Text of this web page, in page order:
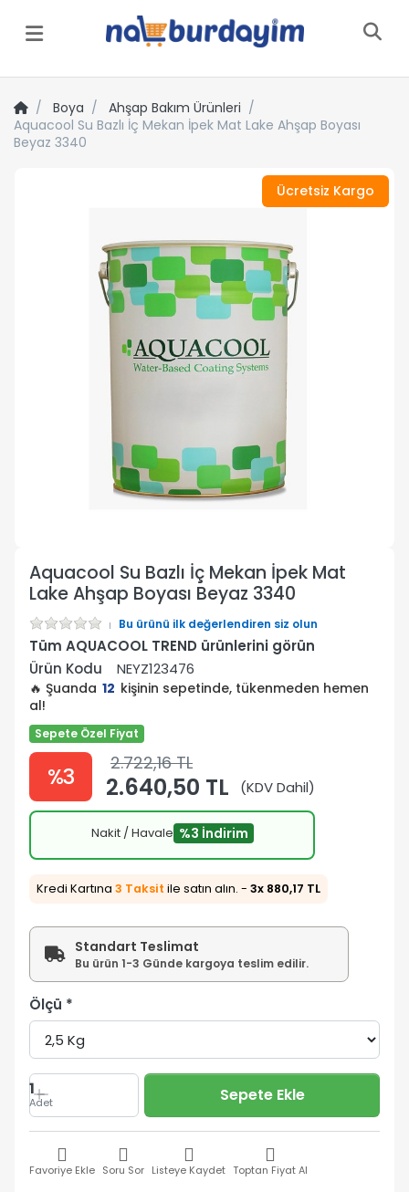
Menü
Boya
Ahşap Bakım Ürünleri
Aquacool Su Bazlı İç Mekan İpek Mat Lake Ahşap Boyası
Beyaz 3340
Ücretsiz Kargo
Aquacool Su Bazlı İç Mekan İpek Mat
Lake Ahşap Boyası Beyaz 3340
Bu ürünü ilk değerlendiren siz olun
Tüm AQUACOOL TREND ürünlerini görün
Ürün Kodu
NEYZ123476
🔥 Şuanda 12 kişinin sepetinde, tükenmeden hemen
al!
Sepete Özel Fiyat
%3 2.722,16 TL
2.640,50 TL (KDV Dahil)
Nakit / Havale %3 İndirim
Kredi Kartına 3 Taksit ile satın alın. - 3x 880,17 TL
Standart Teslimat
Bu ürün 1-3 Günde kargoya teslim edilir.
Ölçü
1
Adet Sepete Ekle
Favoriye Ekle Soru Sor Listeye Kaydet Toptan Fiyat Al